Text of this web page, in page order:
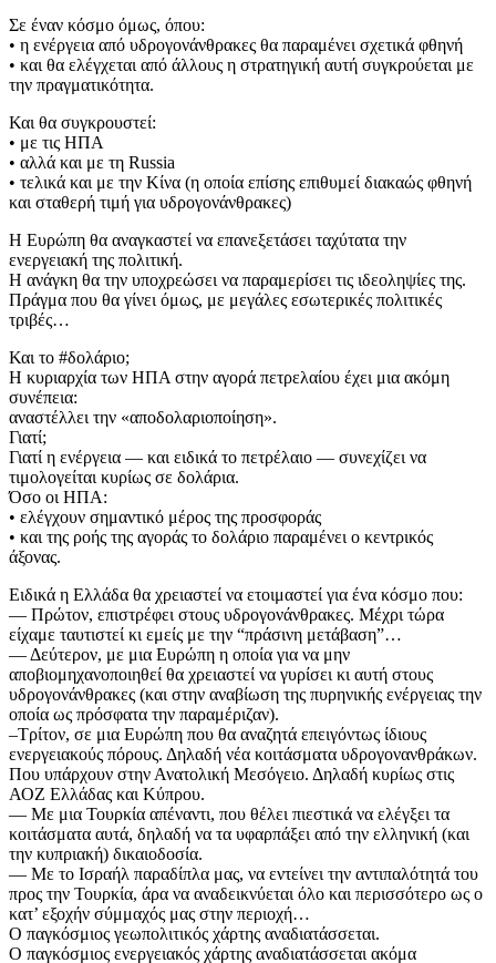
Σε έναν κόσμο όμως, όπου:
• η ενέργεια από υδρογονάνθρακες θα παραμένει σχετικά φθηνή
• και θα ελέγχεται από άλλους η στρατηγική αυτή συγκρούεται με
την πραγματικότητα.
Και θα συγκρουστεί:
• με τις ΗΠΑ
• αλλά και με τη Russia
• τελικά και με την Κίνα (η οποία επίσης επιθυμεί διακαώς φθηνή
και σταθερή τιμή για υδρογονάνθρακες)
Η Ευρώπη θα αναγκαστεί να επανεξετάσει ταχύτατα την
ενεργειακή της πολιτική.
Η ανάγκη θα την υποχρεώσει να παραμερίσει τις ιδεοληψίες της.
Πράγμα που θα γίνει όμως, με μεγάλες εσωτερικές πολιτικές
τριβές…
Και το #δολάριο;
Η κυριαρχία των ΗΠΑ στην αγορά πετρελαίου έχει μια ακόμη
συνέπεια:
αναστέλλει την «αποδολαριοποίηση».
Γιατί;
Γιατί η ενέργεια — και ειδικά το πετρέλαιο — συνεχίζει να
τιμολογείται κυρίως σε δολάρια.
Όσο οι ΗΠΑ:
• ελέγχουν σημαντικό μέρος της προσφοράς
• και της ροής της αγοράς το δολάριο παραμένει ο κεντρικός
άξονας.
Ειδικά η Ελλάδα θα χρειαστεί να ετοιμαστεί για ένα κόσμο που:
— Πρώτον, επιστρέφει στους υδρογονάνθρακες. Μέχρι τώρα
είχαμε ταυτιστεί κι εμείς με την “πράσινη μετάβαση”…
— Δεύτερον, με μια Ευρώπη η οποία για να μην
αποβιομηχανοποιηθεί θα χρειαστεί να γυρίσει κι αυτή στους
υδρογονάνθρακες (και στην αναβίωση της πυρηνικής ενέργειας την
οποία ως πρόσφατα την παραμέριζαν).
–Τρίτον, σε μια Ευρώπη που θα αναζητά επειγόντως ίδιους
ενεργειακούς πόρους. Δηλαδή νέα κοιτάσματα υδρογονανθράκων.
Που υπάρχουν στην Ανατολική Μεσόγειο. Δηλαδή κυρίως στις
ΑΟΖ Ελλάδας και Κύπρου.
— Με μια Τουρκία απέναντι, που θέλει πιεστικά να ελέγξει τα
κοιτάσματα αυτά, δηλαδή να τα υφαρπάξει από την ελληνική (και
την κυπριακή) δικαιοδοσία.
— Με το Ισραήλ παραδίπλα μας, να εντείνει την αντιπαλότητά του
προς την Τουρκία, άρα να αναδεικνύεται όλο και περισσότερο ως ο
κατ’ εξοχήν σύμμαχός μας στην περιοχή…
Ο παγκόσμιος γεωπολιτικός χάρτης αναδιατάσσεται.
Ο παγκόσμιος ενεργειακός χάρτης αναδιατάσσεται ακόμα